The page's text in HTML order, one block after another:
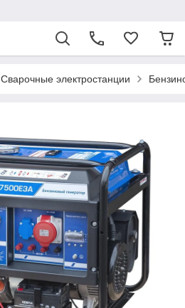
Сварочные электростанции